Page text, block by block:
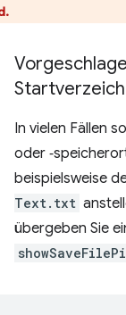
In vielen Fällen
oder
beispielsweise
Text.txt
übergeben Sie